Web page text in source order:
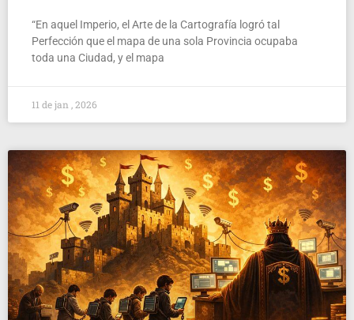
“En aquel Imperio, el Arte de la Cartografía logró tal
Perfección que el mapa de una sola Provincia ocupaba
toda una Ciudad, y el mapa
11 de jan , 2026